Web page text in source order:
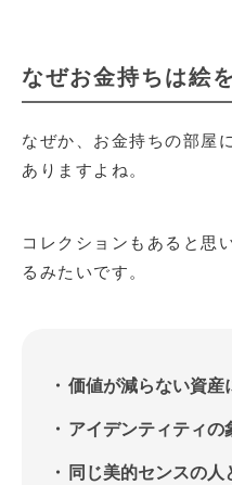
なぜお金持ちは絵
なぜか、お金持ちの部屋
ありますよね。
コレクションもあると思
るみたいです。
価値が減らない資産
アイデンティティの
同じ美的センスの人